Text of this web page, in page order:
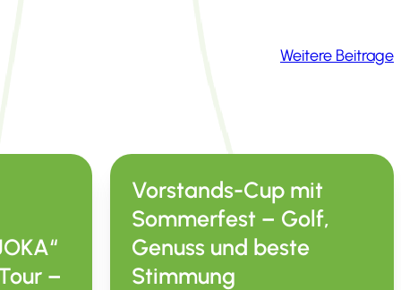
Weitere Beitrage
–
Vorstands-Cup mit
Sommerfest – Golf,
Genuss und beste
Stimmung